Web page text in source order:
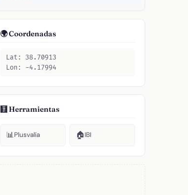
🌍 Coordenadas
Lat: 38.70913
Lon: -4.17994
🧮 Herramientas
📊Plusvalía 🏠IBI